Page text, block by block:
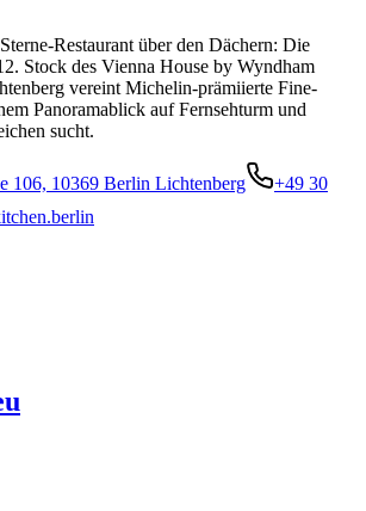
Restaurant über den Dächern: Die
Stock des Vienna House by Wyndham
vereint Michelin-prämiierte Fine-
Panoramablick auf Fernsehturm und
sucht.
106, 10369 Berlin Lichtenberg
+49 30